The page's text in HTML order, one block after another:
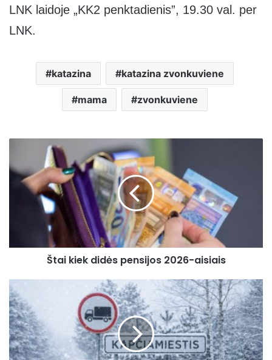
LNK laidoje „KK2 penktadienis”, 19.30 val. per
LNK.
katazina katazina zvonkuviene
mama zvonkuviene
didės
pensijos
2026-
Štai kiek didės pensijos 2026-aisiais
Kapčiamiestis
ant
lūžio
ribos
–
gyventojai